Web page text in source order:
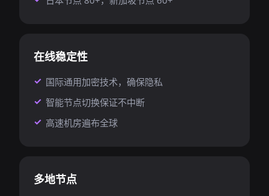
在线稳定性
国际通用加密技术，确保隐私
智能节点切换保证不中断
高速机房遍布全球
多地节点